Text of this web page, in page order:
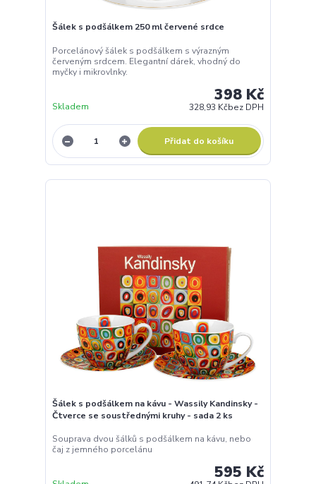
Šálek s podšálkem 250 ml červené srdce
Porcelánový šálek s podšálkem s výrazným
červeným srdcem. Elegantní dárek, vhodný do
myčky i mikrovlnky.
398 Kč
328,93 Kčbez DPH
Skladem
Přidat do košíku
Šálek s podšálkem na kávu - Wassily Kandinsky -
Čtverce se soustřednými kruhy - sada 2 ks
Souprava dvou šálků s podšálkem na kávu, nebo
čaj z jemného porcelánu
595 Kč